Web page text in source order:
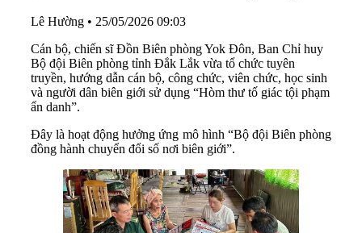
Lê Hường • 25/05/2026 09:03
Cán bộ, chiến sĩ Đồn Biên phòng Yok Đôn, Ban Chỉ huy
Bộ đội Biên phòng tỉnh Đắk Lắk vừa tổ chức tuyên
truyền, hướng dẫn cán bộ, công chức, viên chức, học sinh
và người dân biên giới sử dụng “Hòm thư tố giác tội phạm
ẩn danh”.
Đây là hoạt động hưởng ứng mô hình “Bộ đội Biên phòng
đồng hành chuyển đổi số nơi biên giới”.